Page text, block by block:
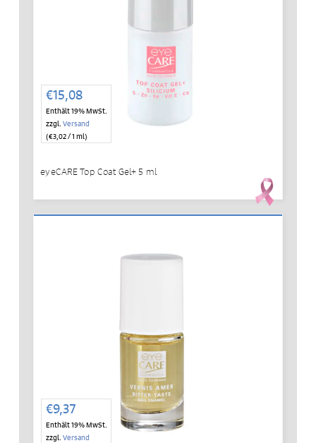
€15,08
Enthält 19% MwSt.
zzgl. Versand
(€3,02/ 1 ml)
eyeCARE Top Coat Gel+ 5 ml
€9,37
Enthält 19% MwSt.
zzgl. Versand